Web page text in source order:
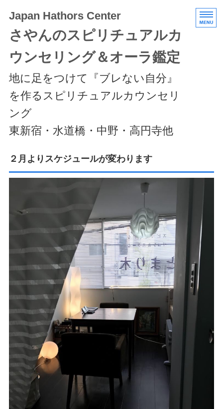
Japan Hathors Center
さやんのスピリチュアルカ
ウンセリング＆オーラ鑑定
地に足をつけて『ブレない自分』
を作るスピリチュアルカウンセリ
ング
東新宿・水道橋・中野・高円寺他
HOME
メニュー/料金
２月よりスケジュールが変わります